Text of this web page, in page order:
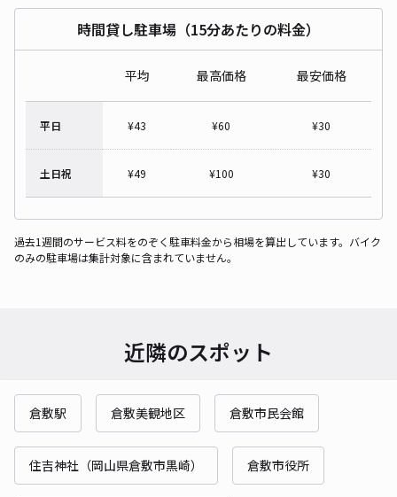
時間貸し駐車場（15分あたりの料金）
平均 最高価格 最安価格
平日 ¥43 ¥60 ¥30
土日祝 ¥49 ¥100 ¥30
過去1週間のサービス料をのぞく駐車料金から相場を算出しています。バイク
のみの駐車場は集計対象に含まれていません。
近隣のスポット
倉敷駅 倉敷美観地区 倉敷市民会館
住吉神社（岡山県倉敷市黒崎） 倉敷市役所